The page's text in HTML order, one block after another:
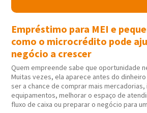
Empréstimo para MEI e
como o microcrédito pode
negócio a crescer
Quem empreende sabe que oportunidade
Muitas vezes, ela aparece antes do
ser a chance de comprar mais
equipamentos, melhorar o espaço de
fluxo de caixa ou preparar o negócio para